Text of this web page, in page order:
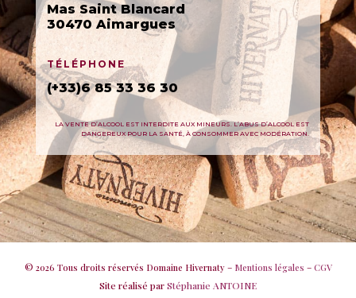
Mas Saint Blancard
30470 Aimargues
TÉLÉPHONE
(+33)6 85 33 36 30
LA VENTE D’ALCOOL EST INTERDITE AUX MINEURS. L’ABUS D’ALCOOL EST
DANGEREUX POUR LA SANTÉ, À CONSOMMER AVEC MODÉRATION.
© 2026 Tous droits réservés Domaine Hivernaty – Mentions légales – CGV
Site réalisé parStéphanie ANTOINE